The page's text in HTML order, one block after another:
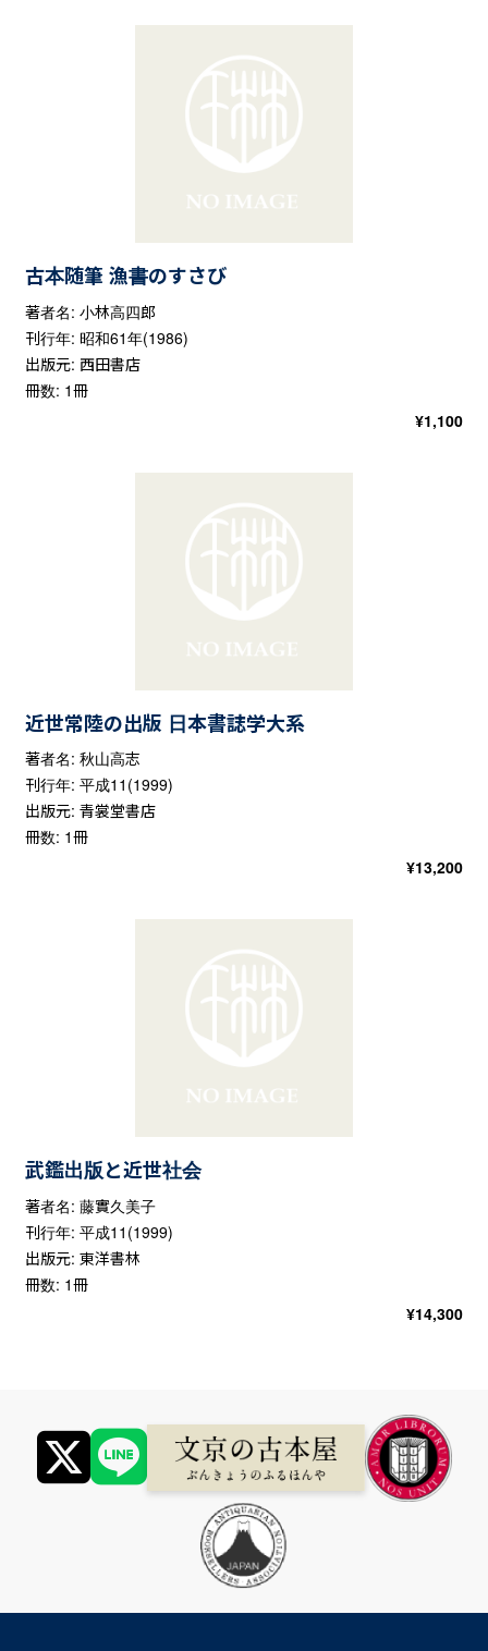
古本随筆 漁書のすさび
著者名: 小林高四郎
刊行年: 昭和61年(1986)
出版元: 西田書店
冊数: 1冊
¥1,100
近世常陸の出版 日本書誌学大系
著者名: 秋山高志
刊行年: 平成11(1999)
出版元: 青裳堂書店
冊数: 1冊
¥13,200
武鑑出版と近世社会
著者名: 藤實久美子
刊行年: 平成11(1999)
出版元: 東洋書林
冊数: 1冊
¥14,300